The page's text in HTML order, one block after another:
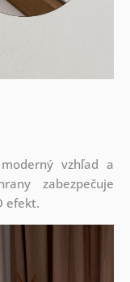
vzhľad a
zabezpečuje
efekt.